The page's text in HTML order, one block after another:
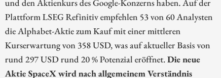
und den Aktienkurs des Google-Konzerns haben. Auf der
Plattform LSEG Refinitiv empfehlen 53 von 60 Analysten
die Alphabet-Aktie zum Kauf mit einer mittleren
Kurserwartung von 358 USD, was auf aktueller Basis von
rund 297 USD rund 20 % Potenzial eröffnet.Die neue
Aktie SpaceX wird nach allgemeinem Verständnis